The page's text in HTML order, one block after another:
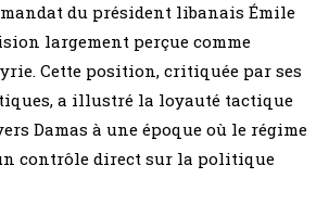
du président libanais Émile
largement perçue comme
Cette position, critiquée par ses
a illustré la loyauté tactique
Damas à une époque où le régime
contrôle direct sur la politique